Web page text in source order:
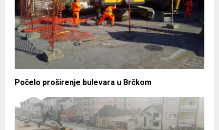
Počelo proširenje bulevara u Brčkom